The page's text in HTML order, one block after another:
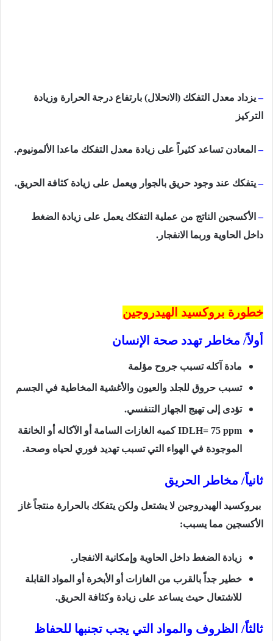
–يزداد معدل التفكك (الانحلال) بارتفاع درجة الحرارة وزيادة
التركيز
–المعادن تساعد كثيراً على زيادة معدل التفكك ماعدا الألمونيوم.
–يتفكك عند وجود حريق بالجوار ويعمل على زيادة كثافة الحريق.
–الأكسجين الناتج من عملية التفكك يعمل على زيادة الضغط
داخل الحاوية وربما الانفجار.
خطورة بروكسيد الهيدروجين
أولاً/ مخاطر تهدد صحة الإنسان
مادة آكله تسبب جروح مؤلمة
تسبب حروق للجلد والعيون والأغشية المخاطية في الجسم
تؤدى إلى تهيج الجهاز التنفسي.
75 ppm
=
IDLH كميه الغازات السامة أو الآكاله أو الخانقة
الموجودة في الهواء التي تسبب تهديد فوري لحياه وصحة.
ثانياً/ مخاطر الحريق
بيروكسيد الهيدروجين لا يشتعل ولكن يتفكك بالحرارة منتجاً غاز
الأكسجين مما يسبب:
زيادة الضغط داخل الحاوية وإمكانية الانفجار.
خطير جداً بالقرب من الغازات أو الأبخرة أو المواد القابلة
للاشتعال حيث يساعد على زيادة وكثافة الحريق.
ثالثاً/ الظروف والمواد التي يجب تجنبها للحفاظ